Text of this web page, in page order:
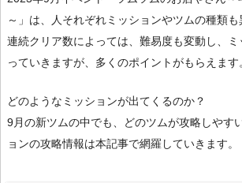
～」は、人それぞれミッションやツムの種類も
連続クリア数によっては、難易度も変動し、
っていきますが、多くのポイントがもらえます
どのようなミッションが出てくるのか？
9月の新ツムの中でも、どのツムが攻略しやす
ョンの攻略情報は本記事で網羅していきます。